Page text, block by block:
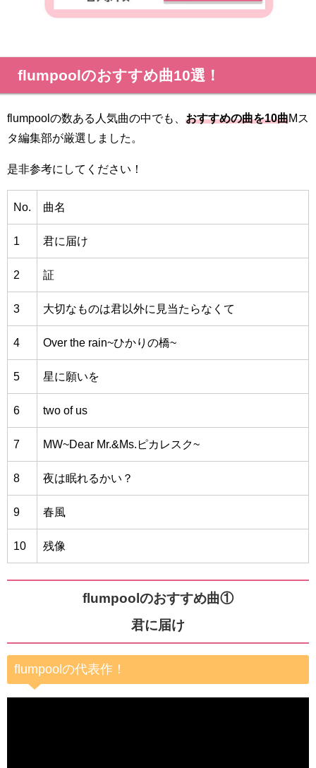
flumpoolのおすすめ曲10選！
flumpoolの数ある人気曲の中でも、 おすすめの曲を10曲Mス
タ編集部が厳選しました。
是非参考にしてください！
No. 曲名
1 君に届け
2 証
3 大切なものは君以外に見当たらなくて
4 Over the rain~ひかりの橋~
5 星に願いを
6 two of us
7 MW~Dear Mr.&Ms.ピカレスク~
8 夜は眠れるかい？
9 春風
10 残像
flumpoolのおすすめ曲①
君に届け
flumpoolの代表作！